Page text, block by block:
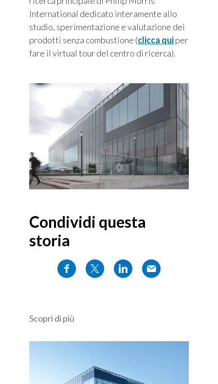
International dedicato interamente allo
studio, sperimentazione e valutazione dei
prodotti senza combustione (clicca quiper
fare il virtual tour del centro di ricerca).
Condividi questa
storia
Scopri di più